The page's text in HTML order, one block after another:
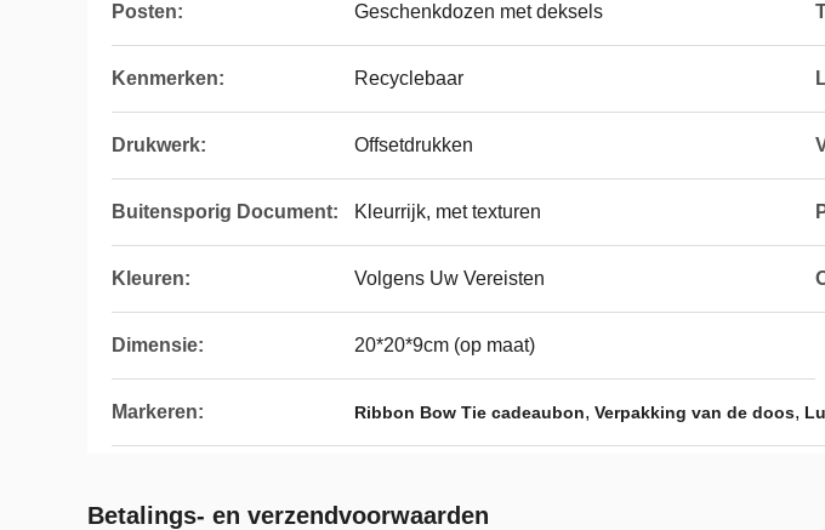
Posten: Geschenkdozen met deksels
Kenmerken: Recyclebaar
Drukwerk: Offsetdrukken
Buitensporig Document: Kleurrijk, met texturen
Kleuren: Volgens Uw Vereisten
Dimensie: 20*20*9cm (op maat)
Markeren: Ribbon Bow Tie cadeaubon, Verpakking van de doos,
Betalings- en verzendvoorwaarden